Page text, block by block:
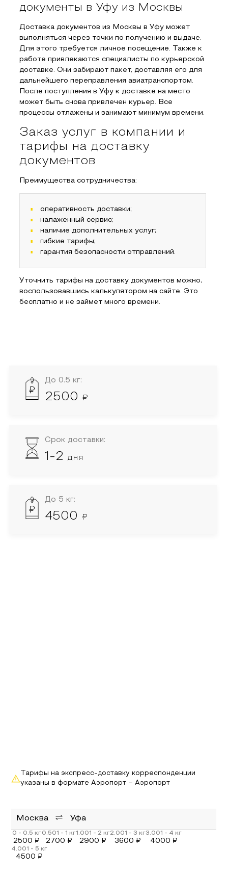
документы в Уфу из Москвы
Доставка документов из Москвы в Уфу может
выполняться через точки по получению и выдаче.
Для этого требуется личное посещение. Также к
работе привлекаются специалисты по курьерской
доставке. Они забирают пакет, доставляя его для
дальнейшего переправления авиатранспортом.
После поступления в Уфу к доставке на место
может быть снова привлечен курьер. Все
процессы отлажены и занимают минимум времени.
Заказ услуг в компании и
тарифы на доставку
документов
Преимущества сотрудничества:
оперативность доставки;
налаженный сервис;
наличие дополнительных услуг;
гибкие тарифы;
гарантия безопасности отправлений.
Уточнить тарифы на доставку документов можно,
воспользовавшись калькулятором на сайте. Это
бесплатно и не займет много времени.
До 0.5 кг:
2500 ₽
Срок доставки:
1-2 дня
До 5 кг:
4500 ₽
Тарифы на экспресс-доставку корреспонденции
указаны в формате Аэропорт – Аэропорт
Москва Уфа
2500 ₽ 2700 ₽ 2900 ₽ 3600 ₽ 4000 ₽
4500 ₽